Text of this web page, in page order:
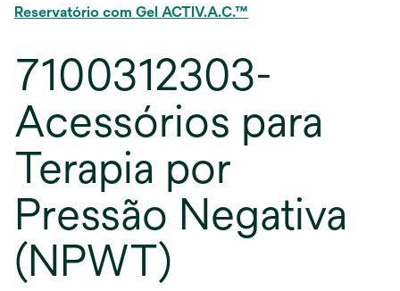
Reservatório com Gel ACTIV.A.C.™
7100312303-
Acessórios para
Terapia por
Pressão Negativa
(NPWT)